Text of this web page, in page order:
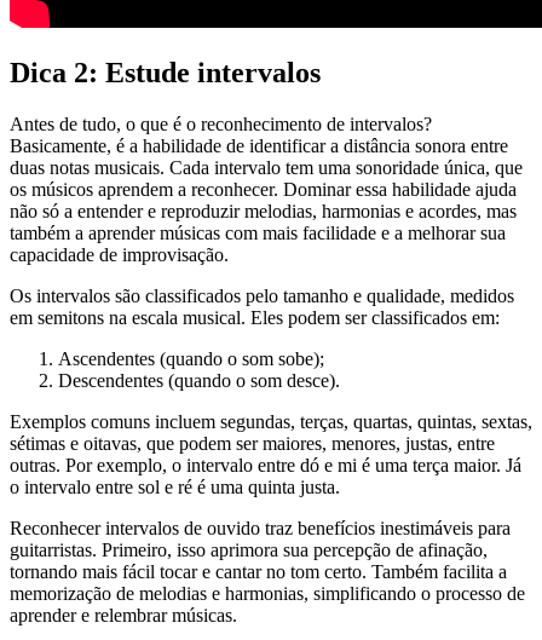
Dica 2: Estude intervalos
Antes de tudo, o que é o reconhecimento de intervalos?
Basicamente, é a habilidade de identificar a distância sonora entre
duas notas musicais. Cada intervalo tem uma sonoridade única, que
os músicos aprendem a reconhecer. Dominar essa habilidade ajuda
não só a entender e reproduzir melodias, harmonias e acordes, mas
também a aprender músicas com mais facilidade e a melhorar sua
capacidade de improvisação.
Os intervalos são classificados pelo tamanho e qualidade, medidos
em semitons na escala musical. Eles podem ser classificados em:
Ascendentes (quando o som sobe);
Descendentes (quando o som desce).
Exemplos comuns incluem segundas, terças, quartas, quintas, sextas,
sétimas e oitavas, que podem ser maiores, menores, justas, entre
outras. Por exemplo, o intervalo entre dó e mi é uma terça maior. Já
o intervalo entre sol e ré é uma quinta justa.
Reconhecer intervalos de ouvido traz benefícios inestimáveis para
guitarristas. Primeiro, isso aprimora sua percepção de afinação,
tornando mais fácil tocar e cantar no tom certo. Também facilita a
memorização de melodias e harmonias, simplificando o processo de
aprender e relembrar músicas.